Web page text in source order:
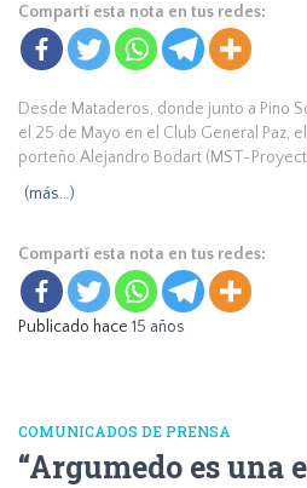
Compartí esta nota en tus redes:
Desde Mataderos, donde junto a Pino
el 25 de Mayo en el Club General Paz,
porteño Alejandro Bodart (MST-
(más…)
Compartí esta nota en tus redes:
Publicado hace 15 años
COMUNICADOS DE PRENSA
“Argumedo es una